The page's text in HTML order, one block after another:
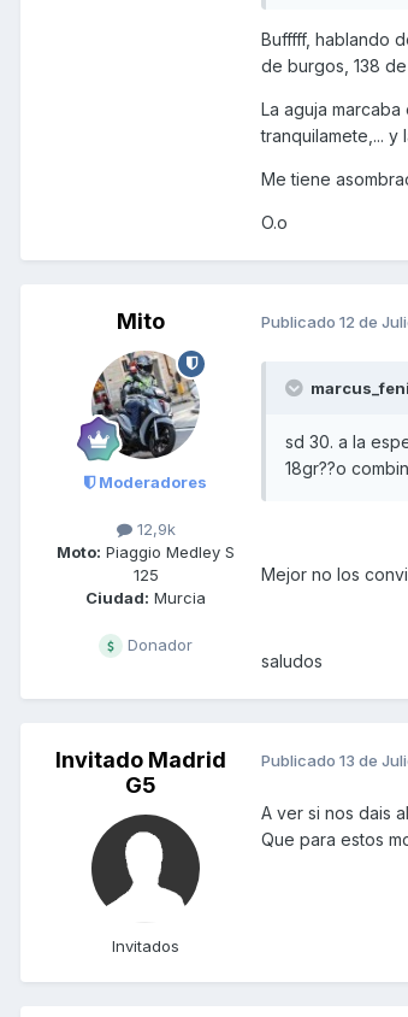
Bufffff, hablando
de burgos, 138
La aguja
tranquilamete,...
Me tiene
O.o
Mito
Moderadores
12,9k
Moto: Piaggio Medley S
125
Ciudad: Murcia
Donador
Publicado 12 de
sd 30. a la
18gr??o
Mejor no los
saludos
Invitado Madrid
G5
Invitados
Publicado 13 de
A ver si nos dais
Que para estos